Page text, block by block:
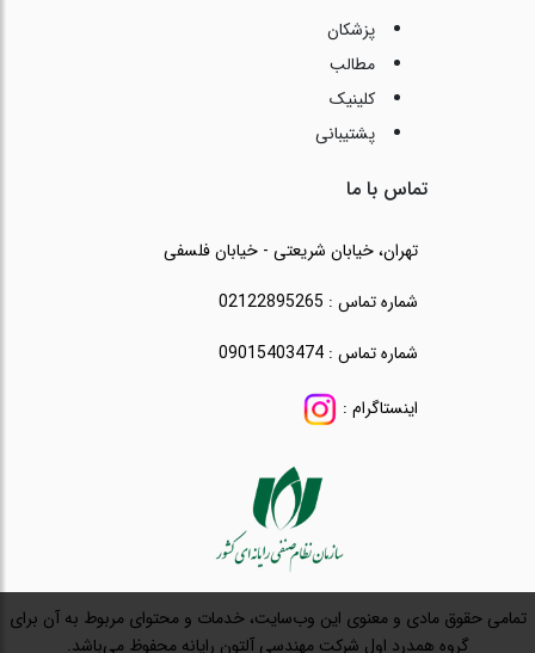
پزشکان
مطالب
کلینیک
پشتیبانی
تماس با ما
تهران، خیابان شریعتی - خیابان فلسفی
شماره تماس : 02122895265
شماره تماس : 09015403474
اینستاگرام :
تمامی حقوق مادی و معنوی این وب‌سایت، خدمات و محتوای مربوط به آن برای
گروه همدرد اول شرکت مهندسی آلتون رایانه محفوظ می‌باشد.